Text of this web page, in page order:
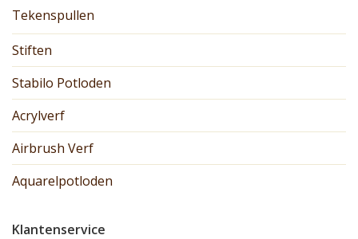
Tekenspullen
Stiften
Stabilo Potloden
Acrylverf
Airbrush Verf
Aquarelpotloden
Klantenservice